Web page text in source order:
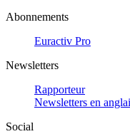
Abonnements
Euractiv Pro
Newsletters
Rapporteur
Newsletters en
Social